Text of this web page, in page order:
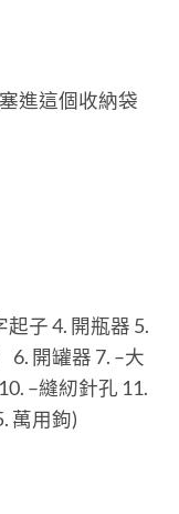
進這個收納袋
起子 4. 開瓶器 5.
6. 開罐器 7. –大
–縫紉針孔 11.
萬用鉤)